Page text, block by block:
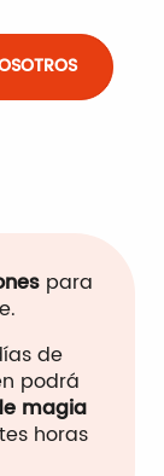
para
de
podrá
magia
horas